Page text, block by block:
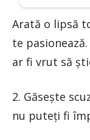
Arată o lipsă
te
ar fi vrut să
2. Găsește
nu puteți fi